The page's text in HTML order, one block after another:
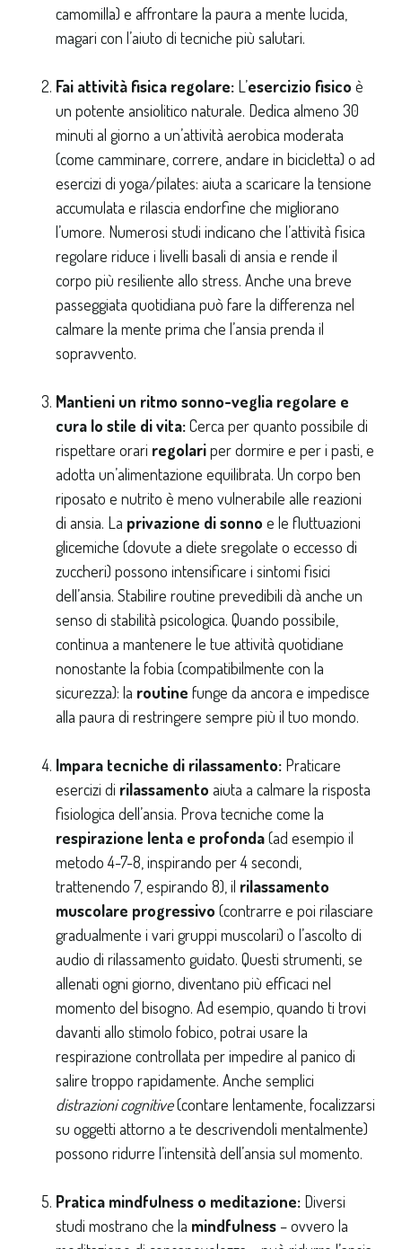
camomilla) e affrontare la paura a mente lucida,
magari con l’aiuto di tecniche più salutari.
Fai attività fisica regolare: L’esercizio fisico è
un potente ansiolitico naturale. Dedica almeno 30
minuti al giorno a un’attività aerobica moderata
(come camminare, correre, andare in bicicletta) o ad
esercizi di yoga/pilates: aiuta a scaricare la tensione
accumulata e rilascia endorfine che migliorano
l’umore. Numerosi studi indicano che l’attività fisica
regolare riduce i livelli basali di ansia e rende il
corpo più resiliente allo stress. Anche una breve
passeggiata quotidiana può fare la differenza nel
calmare la mente prima che l’ansia prenda il
sopravvento.
Mantieni un ritmo sonno-veglia regolare e
cura lo stile di vita:Cerca per quanto possibile di
rispettare orari regolariper dormire e per i pasti, e
adotta un’alimentazione equilibrata. Un corpo ben
riposato e nutrito è meno vulnerabile alle reazioni
di ansia. La privazione di sonno e le fluttuazioni
glicemiche (dovute a diete sregolate o eccesso di
zuccheri) possono intensificare i sintomi fisici
dell’ansia. Stabilire routine prevedibili dà anche un
senso di stabilità psicologica. Quando possibile,
continua a mantenere le tue attività quotidiane
nonostante la fobia (compatibilmente con la
sicurezza): la routine funge da ancora e impedisce
alla paura di restringere sempre più il tuo mondo.
Impara tecniche di rilassamento: Praticare
esercizi di rilassamento aiuta a calmare la risposta
fisiologica dell’ansia. Prova tecniche come la
respirazione lenta e profonda(ad esempio il
metodo 4-7-8, inspirando per 4 secondi,
trattenendo 7, espirando 8), il rilassamento
muscolare progressivo (contrarre e poi rilasciare
gradualmente i vari gruppi muscolari) o l’ascolto di
audio di rilassamento guidato. Questi strumenti, se
allenati ogni giorno, diventano più efficaci nel
momento del bisogno. Ad esempio, quando ti trovi
davanti allo stimolo fobico, potrai usare la
respirazione controllata per impedire al panico di
salire troppo rapidamente. Anche semplici
distrazioni cognitive(contare lentamente, focalizzarsi
su oggetti attorno a te descrivendoli mentalmente)
possono ridurre l’intensità dell’ansia sul momento.
Pratica mindfulness o meditazione: Diversi
studi mostrano che la mindfulness – ovvero la